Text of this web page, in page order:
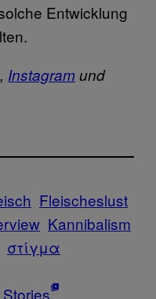
Entwicklung
, Instagramund
Fleischeslust
Kannibalism
στίγμα